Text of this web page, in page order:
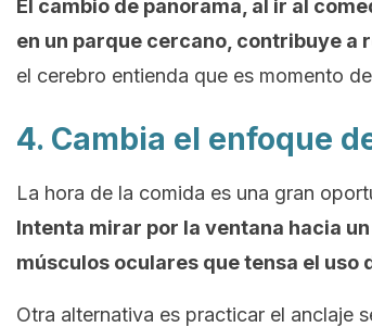
El cambio de panorama, al ir al
en un parque cercano, contribuye a
el cerebro entienda que es momento
4. Cambia el enfoque
La hora de la comida es una gran
Intenta mirar por la ventana hacia
músculos oculares que tensa el uso
Otra alternativa es practicar el anclaje